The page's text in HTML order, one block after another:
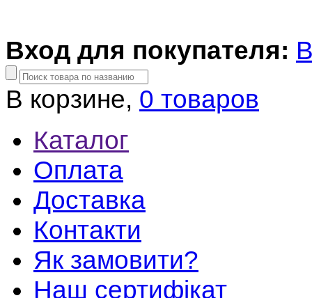
Вход для покупателя:
В корзине, 0 товаров
Каталог
Оплата
Доставка
Контакти
Як замовити?
Наш сертифікат